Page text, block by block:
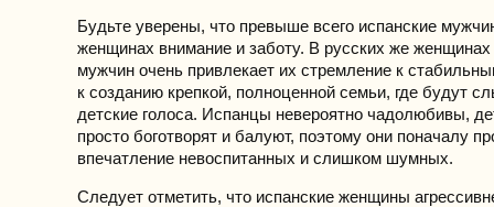
Будьте уверены, что превыше всего испанские
женщинах внимание и заботу. В русских же женщинах
мужчин очень привлекает их стремление к
к созданию крепкой, полноценной семьи, где будут
детские голоса. Испанцы невероятно чадолюбивы,
просто боготворят и балуют, поэтому они поначалу
впечатление невоспитанных и слишком шумных.
Следует отметить, что испанские женщины